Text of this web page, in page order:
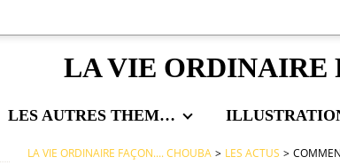
LA VIE ORDINAIRE
LES AUTRES THEMES
LA VIE ORDINAIRE FAÇON.... CHOUBA > LES ACTUS >